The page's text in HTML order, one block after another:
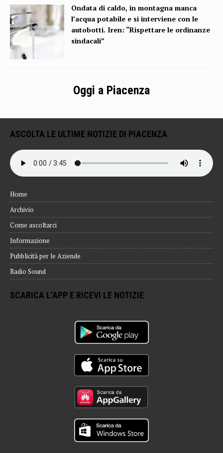
Ondata di caldo, in montagna manca
l’acqua potabile e si interviene con le
autobotti. Iren: “Rispettare le ordinanze
sindacali”
Oggi a Piacenza
ASCOLTA LE ULTIME NOTIZIE DI PIACENZA
Home
Archivio
Come ascoltarci
Informazione
Pubblicità per le Aziende
Radio Sound
SCARICA L’APP E RICEVI LE NOTIZIE